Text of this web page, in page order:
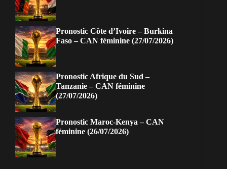
Pronostic Côte d’Ivoire – Burkina
Faso – CAN féminine (27/07/2026)
Pronostic Afrique du Sud –
Tanzanie – CAN féminine
(27/07/2026)
Pronostic Maroc-Kenya – CAN
féminine (26/07/2026)